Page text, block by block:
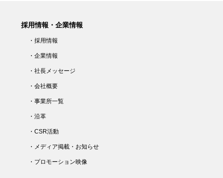
採用情報・企業情報
・採用情報
・企業情報
・社長メッセージ
・会社概要
・事業所一覧
・沿革
・CSR活動
・メディア掲載・お知らせ
・プロモーション映像